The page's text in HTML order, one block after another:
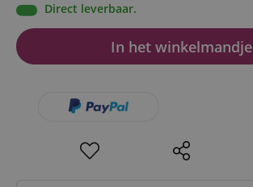
Direct leverbaar.
In het winkelmandje